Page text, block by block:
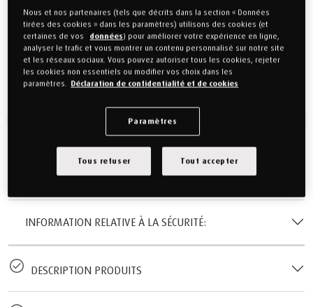
3 ans de garantie complète
179,00 €116,35 €Économisez 62,65 €
QTY
Ajouter au panier
Nous acceptons les paiements Bancontact
INFORMATION RELATIVE À LA SÉCURITÉ:
DESCRIPTION PRODUITS
Nous et nos partenaires (tels que décrits dans la section « Données
tirées des cookies » dans les paramètres) utilisons des cookies (et
certaines de vos
données) pour améliorer votre expérience en ligne,
analyser le trafic et vous montrer un contenu personnalisé sur notre site
et les réseaux sociaux. Vous pouvez autoriser tous les cookies, rejeter
les cookies non essentiels ou modifier vos choix dans les
paramètres. Déclaration de confidentialité et de cookies
Paramètres
Tous refuser Tout accepter